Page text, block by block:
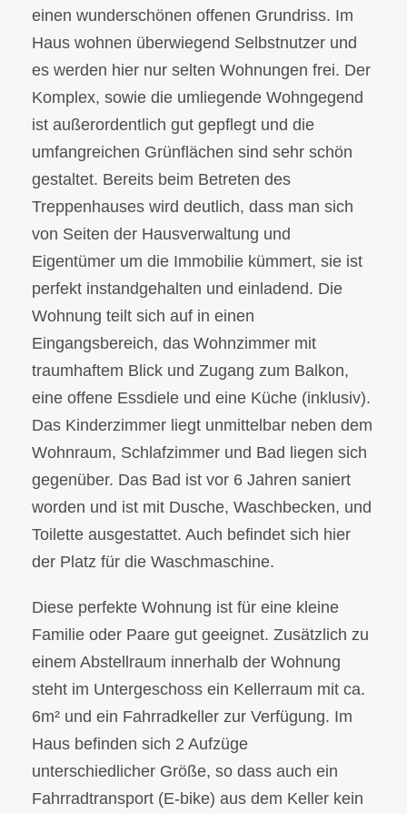
einen wunderschönen offenen Grundriss. Im
Haus wohnen überwiegend Selbstnutzer und
es werden hier nur selten Wohnungen frei. Der
Komplex, sowie die umliegende Wohngegend
ist außerordentlich gut gepflegt und die
umfangreichen Grünflächen sind sehr schön
gestaltet. Bereits beim Betreten des
Treppenhauses wird deutlich, dass man sich
von Seiten der Hausverwaltung und
Eigentümer um die Immobilie kümmert, sie ist
perfekt instandgehalten und einladend. Die
Wohnung teilt sich auf in einen
Eingangsbereich, das Wohnzimmer mit
traumhaftem Blick und Zugang zum Balkon,
eine offene Essdiele und eine Küche (inklusiv).
Das Kinderzimmer liegt unmittelbar neben dem
Wohnraum, Schlafzimmer und Bad liegen sich
gegenüber. Das Bad ist vor 6 Jahren saniert
worden und ist mit Dusche, Waschbecken, und
Toilette ausgestattet. Auch befindet sich hier
der Platz für die Waschmaschine.
Diese perfekte Wohnung ist für eine kleine
Familie oder Paare gut geeignet. Zusätzlich zu
einem Abstellraum innerhalb der Wohnung
steht im Untergeschoss ein Kellerraum mit ca.
6m² und ein Fahrradkeller zur Verfügung. Im
Haus befinden sich 2 Aufzüge
unterschiedlicher Größe, so dass auch ein
Fahrradtransport (E-bike) aus dem Keller kein